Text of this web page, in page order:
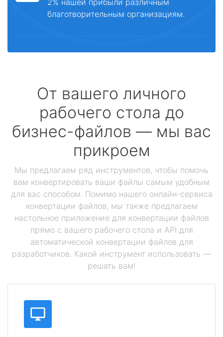
2% нашей прибыли различным
благотворительным организациям.
От вашего личного
рабочего стола до
бизнес-файлов — мы вас
прикроем
Мы предлагаем ряд инструментов, чтобы помочь
вам конвертировать ваши файлы самым удобным
для вас способом. Помимо нашего онлайн-сервиса
конвертации файлов, мы также предлагаем
настольное приложение для конвертации файлов
прямо с вашего рабочего стола и API для
автоматической конвертации файлов для
разработчиков. Какой инструмент использовать —
решать вам!